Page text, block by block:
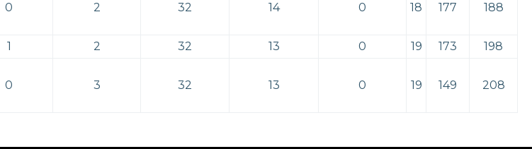
0 2 32 14 0 18 177 188
1 2 32 13 0 19 173
198
0 3 32 13 0 19 149 208